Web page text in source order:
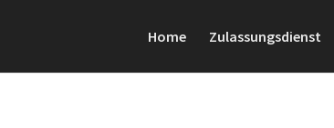
Home Zulassungsdienst